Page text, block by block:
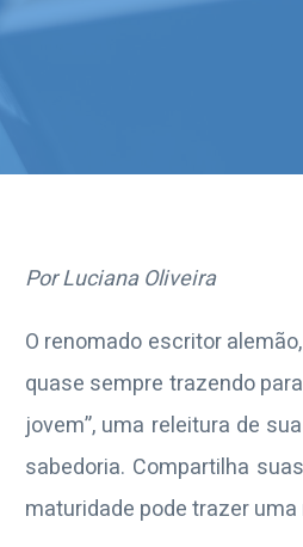
Por Luciana Oliveira
O renomado escritor
quase sempre trazendo
jovem”, uma releitura de
sabedoria. Compartilha
maturidade pode trazer